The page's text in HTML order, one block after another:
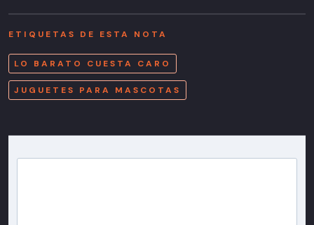
ETIQUETAS DE ESTA NOTA
LO BARATO CUESTA CARO
JUGUETES PARA MASCOTAS